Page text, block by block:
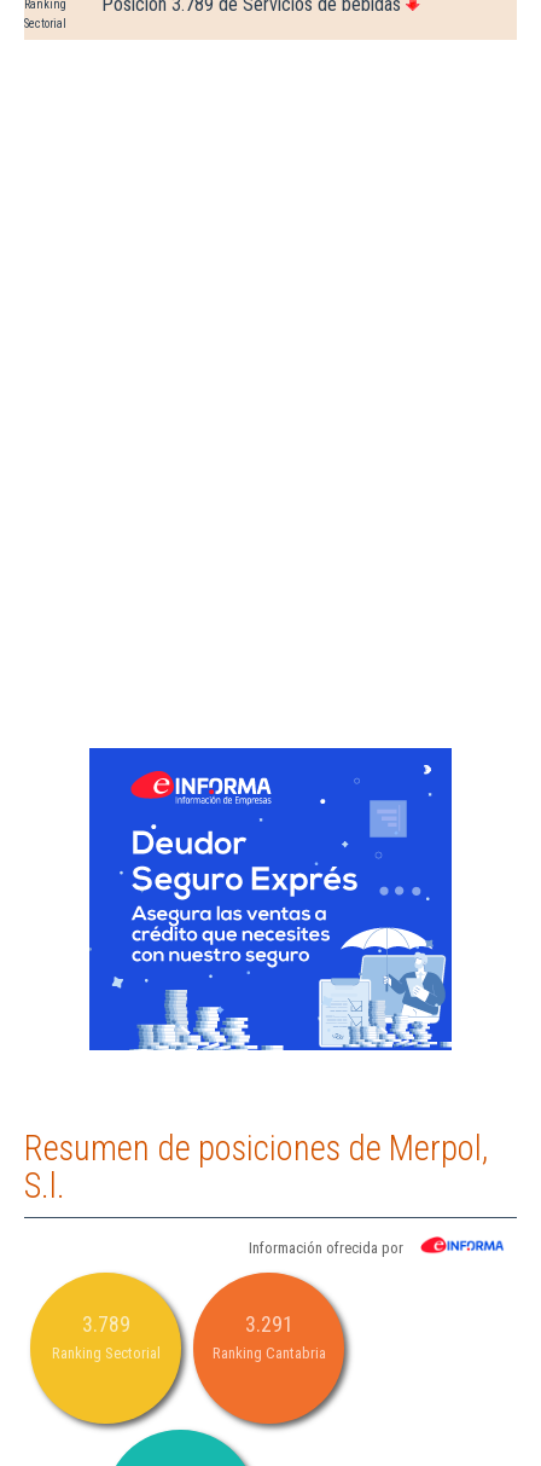
Ranking
Sectorial
Posición 3.789 de Servicios de bebidas
Resumen de posiciones de Merpol,
S.l.
Información ofrecida por
3.789
Ranking Sectorial
3.291
Ranking Cantabria